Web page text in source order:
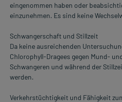
eingenommen haben oder
einzunehmen. Es sind keine
Schwangerschaft und Stillzeit
Da keine ausreichenden
Chlorophyll-Dragees gegen Mund-
Schwangeren und während der
werden.
Verkehrstüchtigkeit und Fähigkeit